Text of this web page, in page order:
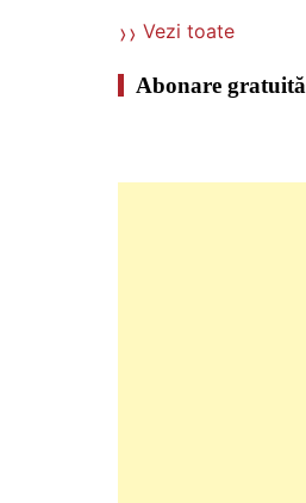
Vezi toate
Abonare gratuită